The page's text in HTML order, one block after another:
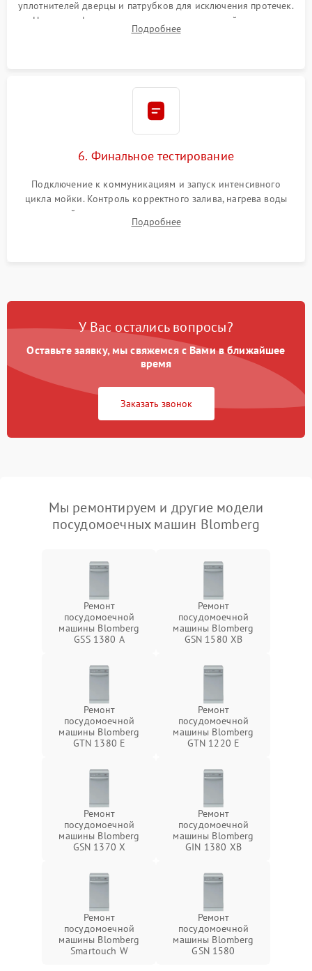
уплотнителей дверцы и патрубков для исключения протечек.
Надежная фиксация хомутов гидравлической системы,
сборка корпуса и установка датчика поплавка.
Подробнее
6. Финальное тестирование
Подключение к коммуникациям и запуск интенсивного
цикла мойки. Контроль корректного залива, нагрева воды
до нужной температуры, отсутствия посторонних шумов,
штатного слива и абсолютной сухости в поддоне.
Подробнее
У Вас остались вопросы?
Оставьте заявку, мы свяжемся с Вами в ближайшее
время
Заказать звонок
Мы ремонтируем и другие модели
посудомоечных машин Blomberg
Ремонт
посудомоечной
машины Blomberg
GSS 1380 А
Ремонт
посудомоечной
машины Blomberg
GSN 1580 XB
Ремонт
посудомоечной
машины Blomberg
GTN 1380 E
Ремонт
посудомоечной
машины Blomberg
GTN 1220 E
Ремонт
посудомоечной
машины Blomberg
GSN 1370 X
Ремонт
посудомоечной
машины Blomberg
GIN 1380 XB
Ремонт
посудомоечной
машины Blomberg
Smartouch W
Ремонт
посудомоечной
машины Blomberg
GSN 1580